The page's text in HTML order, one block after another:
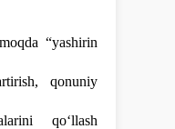
“yashirin
qonuniy
qo‘llash